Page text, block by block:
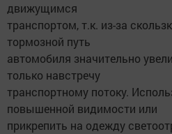
движущимся
транспортом, т.к. из-за
тормозной путь
автомобиля значительно
только навстречу
транспортному потоку.
повышенной видимости или
прикрепить на одежду